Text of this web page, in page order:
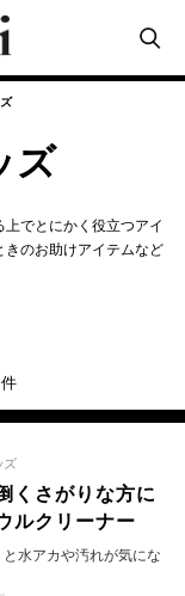
ズ
上でとにかく役立つアイ
のお助けアイテムなど
件
ズ
くさがりな方に
ルクリーナー
水アカや汚れが気にな